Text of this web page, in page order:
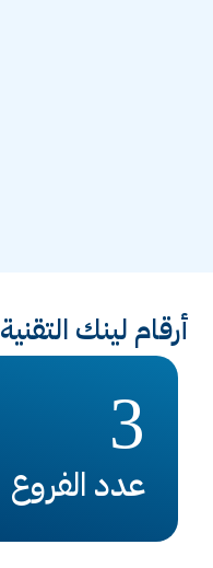
أرقام لينك التقنية
عدد الفروع
3